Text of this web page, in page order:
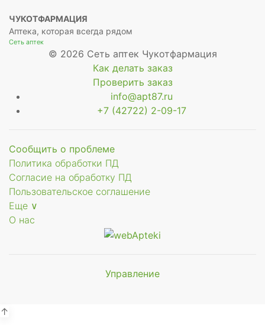
ЧУКОТФАРМАЦИЯ
Аптека, которая всегда рядом
Сеть аптек
© 2026 Сеть аптек Чукотфармация
Как делать заказ
Проверить заказ
info@apt87.ru
+7 (42722) 2-09-17
Сообщить о проблеме
Политика обработки ПД
Согласие на обработку ПД
Пользовательское соглашение
Еще ∨
О нас
Управление
↑
Мы будем